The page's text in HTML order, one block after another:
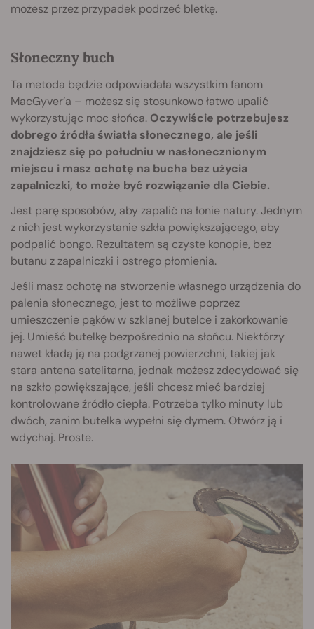
możesz przez przypadek podrzeć bletkę.
Słoneczny buch
Ta metoda będzie odpowiadała wszystkim fanom
MacGyver’a – możesz się stosunkowo łatwo upalić
wykorzystując moc słońca. Oczywiście potrzebujesz
dobrego źródła światła słonecznego, ale jeśli
znajdziesz się po południu w nasłonecznionym
miejscu i masz ochotę na bucha bez użycia
zapalniczki, to może być rozwiązanie dla Ciebie.
Jest parę sposobów, aby zapalić na łonie natury. Jednym
z nich jest wykorzystanie szkła powiększającego, aby
podpalić bongo. Rezultatem są czyste konopie, bez
butanu z zapalniczki i ostrego płomienia.
Jeśli masz ochotę na stworzenie własnego urządzenia do
palenia słonecznego, jest to możliwe poprzez
umieszczenie pąków w szklanej butelce i zakorkowanie
jej. Umieść butelkę bezpośrednio na słońcu. Niektórzy
nawet kładą ją na podgrzanej powierzchni, takiej jak
stara antena satelitarna, jednak możesz zdecydować się
na szkło powiększające, jeśli chcesz mieć bardziej
kontrolowane źródło ciepła. Potrzeba tylko minuty lub
dwóch, zanim butelka wypełni się dymem. Otwórz ją i
wdychaj. Proste.